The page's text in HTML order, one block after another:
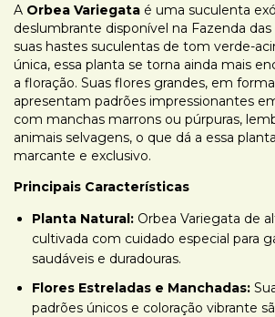
A Orbea Variegata é uma suculenta
deslumbrante disponível na Fazenda
suas hastes suculentas de tom verde-
única, essa planta se torna ainda mais
a floração. Suas flores grandes, em
apresentam padrões impressionantes
com manchas marrons ou púrpuras,
animais selvagens, o que dá a essa
marcante e exclusivo.
Principais Características
Planta Natural: Orbea Variegata de
cultivada com cuidado especial para
saudáveis e duradouras.
Flores Estreladas e Manchadas:
padrões únicos e coloração vibrante